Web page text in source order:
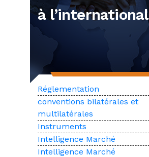
à l’international
Réglementation
conventions bilatérales et
multilatérales
Instruments
Intelligence Marché
Intelligence Marché